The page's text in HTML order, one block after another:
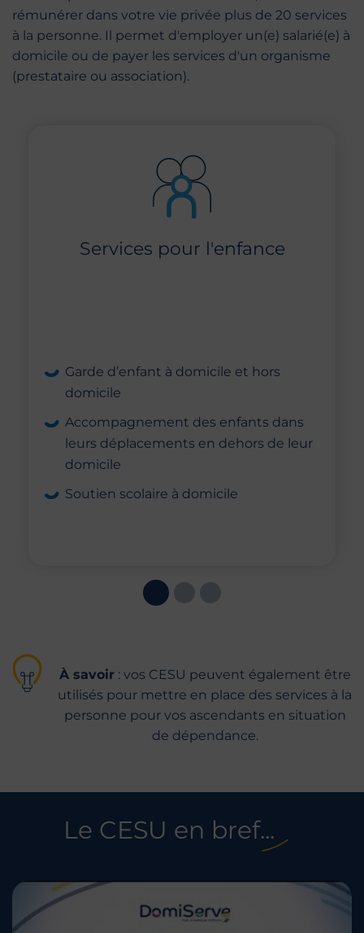
rémunérer dans votre vie privée plus de 20 services
à la personne. Il permet d'employer un(e) salarié(e) à
domicile ou de payer les services d'un organisme
(prestataire ou association).
Services pour l'enfance
Garde d’enfant à domicile et hors
domicile
Accompagnement des enfants dans
leurs déplacements en dehors de leur
domicile
Soutien scolaire à domicile
À savoir: vos CESU peuvent également être
utilisés pour mettre en place des services à la
personne pour vos ascendants en situation
de dépendance.
Le CESU en bref...